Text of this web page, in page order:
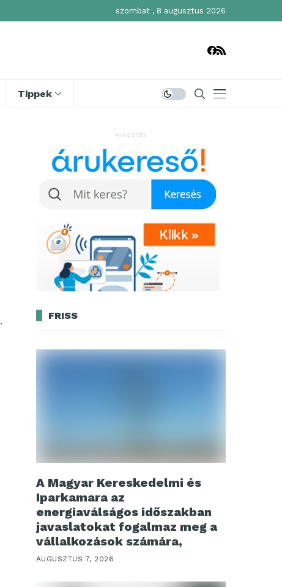
szombat , 8 augusztus 2026
Tippek
HIRDETÉS
FRISS
A Magyar Kereskedelmi és
Iparkamara az
energiaválságos időszakban
javaslatokat fogalmaz meg a
vállalkozások számára,
AUGUSZTUS 7, 2026